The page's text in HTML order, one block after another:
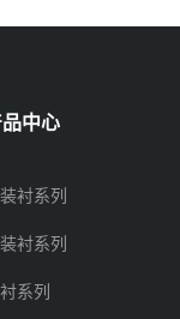
中心
衬系列
衬系列
系列